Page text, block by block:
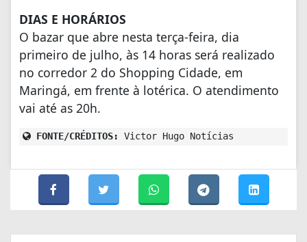
DIAS E HORÁRIOS
O bazar que abre nesta terça-feira, dia
primeiro de julho, às 14 horas será realizado
no corredor 2 do Shopping Cidade, em
Maringá, em frente à lotérica. O atendimento
vai até as 20h.
FONTE/CRÉDITOS: Victor Hugo Notícias